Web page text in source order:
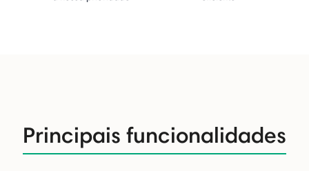
Principais funcionalidades